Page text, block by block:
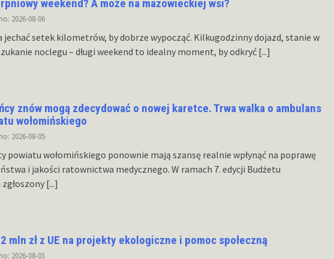
weekend? A może na mazowieckiej wsi?
2026-08-06
jechać setek kilometrów, by dobrze wypocząć. Kilkugodzinny dojazd, stanie w
noclegu – długi weekend to idealny moment, by odkryć [...]
znów mogą zdecydować o nowej karetce. Trwa walka o ambulans
wołomińskiego
2026-08-05
powiatu wołomińskiego ponownie mają szansę realnie wpłynąć na poprawę
i jakości ratownictwa medycznego. W ramach 7. edycji Budżetu
[...]
mln zł z UE na projekty ekologiczne i pomoc społeczną
2026-08-03